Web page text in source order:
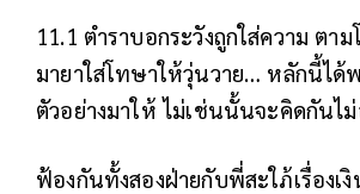
11.1 ตำราบอกระวังถูกใส่ความ ตา
มายาใส่โทษาให้วุ่นวาย… หลักนี้ได้
ตัวอย่างมาให้ ไม่เช่นนั้นจะคิดกันไ
ฟ้องกันทั้งสองฝ่ายกับพี่สะใภ้เรื่องเ